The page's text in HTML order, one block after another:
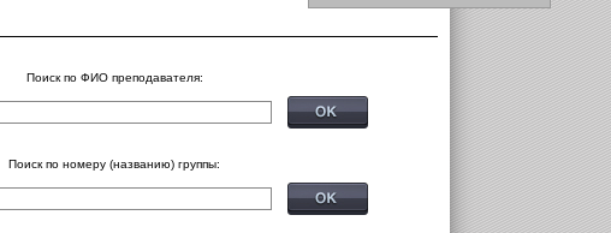
Поиск по ФИО преподавателя:
Поиск по номеру (названию) группы: